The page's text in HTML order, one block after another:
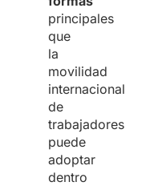
principales
que
la
movilidad
internacional
de
trabajadores
puede
adoptar
dentro